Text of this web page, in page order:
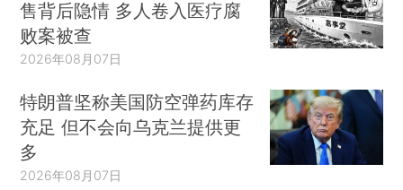
售背后隐情 多人卷入医疗腐
败案被查
2026年08月07日
特朗普坚称美国防空弹药库存
充足 但不会向乌克兰提供更
多
2026年08月07日